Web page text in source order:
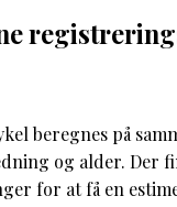
beregnes på
og alder. Der
for at få en